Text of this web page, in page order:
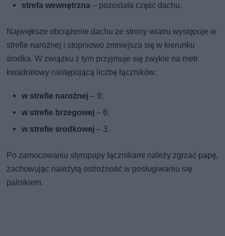
strefa wewnętrzna– pozostała część dachu.
Największe obciążenie dachu ze strony wiatru występuje w
strefie narożnej i stopniowo zmniejsza się w kierunku
środka. W związku z tym przyjmuje się zwykle na metr
kwadratowy następującą liczbę łączników:
w strefie narożnej – 9;
w strefie brzegowej – 6;
w strefie środkowej – 3.
Po zamocowaniu styropapy łącznikami należy zgrzać papę,
zachowując należytą ostrożność w posługiwaniu się
palnikiem.